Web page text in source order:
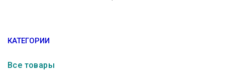
КАТЕГОРИИ
Все товары